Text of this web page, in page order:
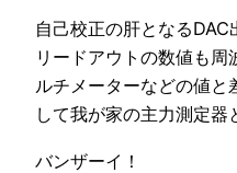
自己校正の肝となるDAC
リードアウトの数値も
ルチメーターなどの値と
して我が家の主力測定器
バンザーイ！